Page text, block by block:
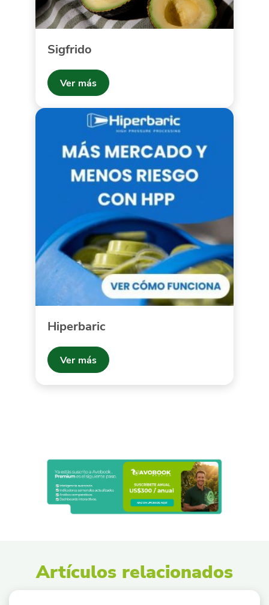
Sigfrido
Ver más
Hiperbaric
Ver más
Artículos relacionados